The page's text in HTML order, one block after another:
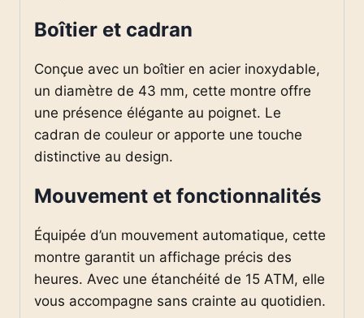
Boîtier et cadran
Conçue avec un boîtier en acier inoxydable,
un diamètre de 43 mm, cette montre offre
une présence élégante au poignet. Le
cadran de couleur or apporte une touche
distinctive au design.
Mouvement et fonctionnalités
Équipée d’un mouvement automatique, cette
montre garantit un affichage précis des
heures. Avec une étanchéité de 15 ATM, elle
vous accompagne sans crainte au quotidien.